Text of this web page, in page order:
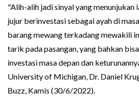
"Alih-alih jadi sinyal yang menunjukan
jujur berinvestasi sebagai ayah di
barang mewang terkadang mewakili
tarik pada pasangan, yang bahkan
investasi masa depan dan
University of Michigan, Dr. Daniel
Buzz, Kamis (30/6/2022).